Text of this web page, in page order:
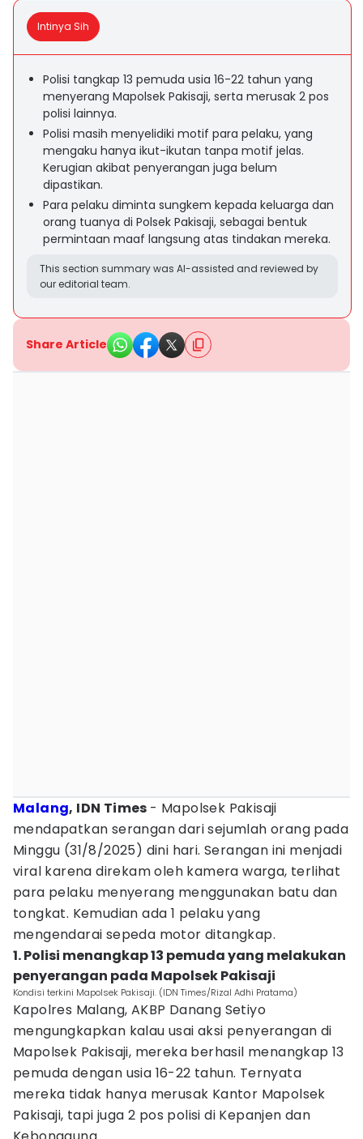
Intinya Sih
Polisi tangkap 13 pemuda usia 16-22 tahun yang
menyerang Mapolsek Pakisaji, serta merusak 2 pos
polisi lainnya.
Polisi masih menyelidiki motif para pelaku, yang
mengaku hanya ikut-ikutan tanpa motif jelas.
Kerugian akibat penyerangan juga belum
dipastikan.
Para pelaku diminta sungkem kepada keluarga dan
orang tuanya di Polsek Pakisaji, sebagai bentuk
permintaan maaf langsung atas tindakan mereka.
This section summary was AI-assisted and reviewed by
our editorial team.
Share Article
Malang, IDN Times - Mapolsek Pakisaji
mendapatkan serangan dari sejumlah orang pada
Minggu (31/8/2025) dini hari. Serangan ini menjadi
viral karena direkam oleh kamera warga, terlihat
para pelaku menyerang menggunakan batu dan
tongkat. Kemudian ada 1 pelaku yang
mengendarai sepeda motor ditangkap.
1. Polisi menangkap 13 pemuda yang melakukan
penyerangan pada Mapolsek Pakisaji
Kondisi terkini Mapolsek Pakisaji. (IDN Times/Rizal Adhi Pratama)
Kapolres Malang, AKBP Danang Setiyo
mengungkapkan kalau usai aksi penyerangan di
Mapolsek Pakisaji, mereka berhasil menangkap 13
pemuda dengan usia 16-22 tahun. Ternyata
mereka tidak hanya merusak Kantor Mapolsek
Pakisaji, tapi juga 2 pos polisi di Kepanjen dan